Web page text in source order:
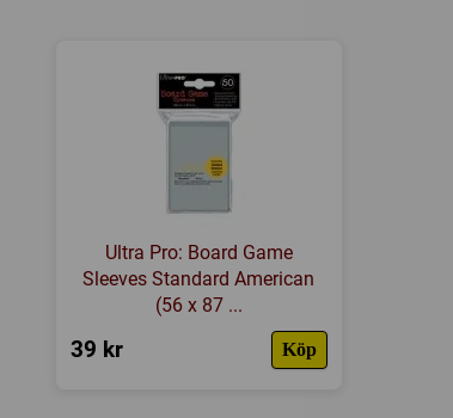
Ultra Pro: Board Game
Sleeves Standard American
(56 x 87 ...
39 kr Köp